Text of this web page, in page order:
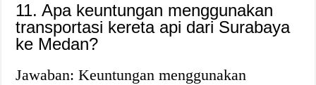
11. Apa keuntungan menggunakan
transportasi kereta api dari Surabaya
ke Medan?
Jawaban: Keuntungan menggunakan